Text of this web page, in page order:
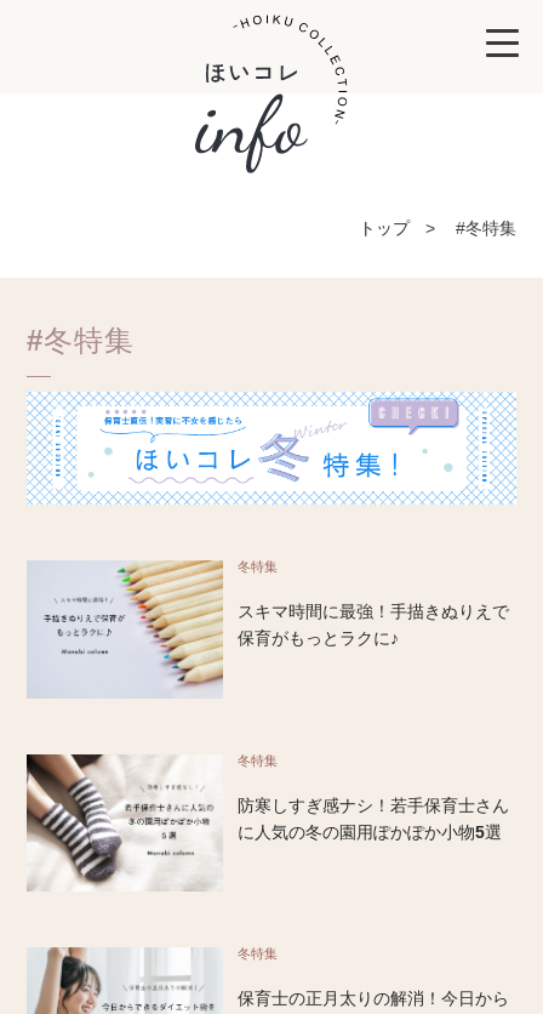
トップ #冬特集
#冬特集
冬特集
スキマ時間に最強！手描きぬりえで
保育がもっとラクに♪
冬特集
防寒しすぎ感ナシ！若手保育士さん
に人気の冬の園用ぽかぽか小物5選
冬特集
保育士の正月太りの解消！今日から